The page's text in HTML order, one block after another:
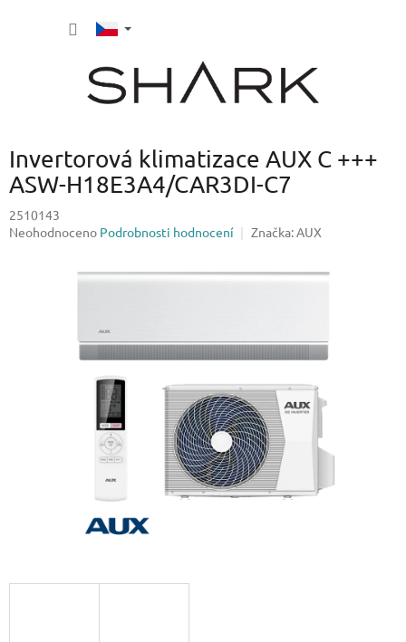
Invertorová klimatizace AUX C +++
ASW-H18E3A4/CAR3DI-C7
2510143
Průměrné
Neohodnoceno Podrobnosti hodnocení Značka:AUX